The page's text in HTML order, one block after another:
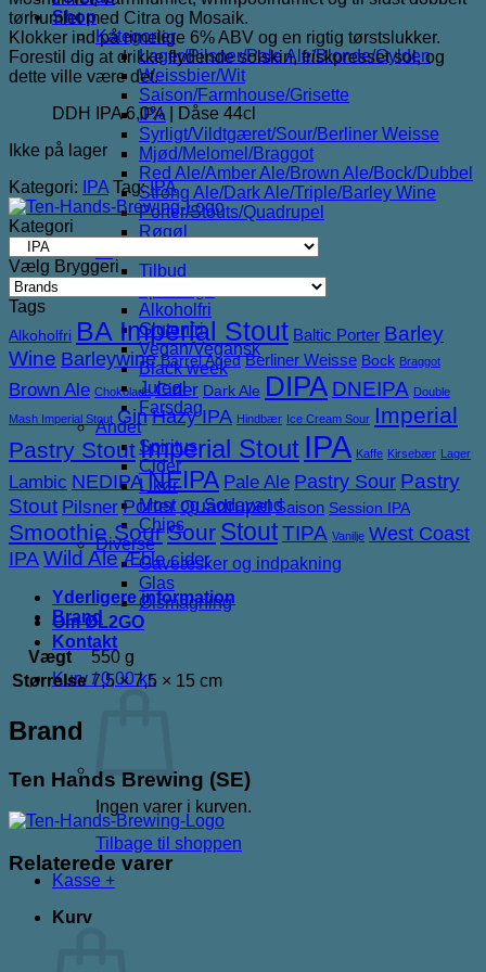
Shop
Kategorier
Lager/Pilsner/Pale Ale/Blonde/Gylden
Weissbier/Wit
Saison/Farmhouse/Grisette
IPA
Syrligt/Vildtgæret/Sour/Berliner Weisse
Mjød/Melomel/Braggot
Red Ale/Amber Ale/Brown Ale/Bock/Dubbel
Strong Ale/Dark Ale/Triple/Barley Wine
Porter/Stouts/Quadrupel
Røgøl
Tilbud
Alkoholfri
Glutenfri
Vegan/Vegansk
Black week
Juleøl
Farsdag
Andet
Spiritus
Cider
Likør
Most og Sodavand
Chips
Diverse
Gaveæsker og indpakning
Glas
Ølsmagning
Om ØL2GO
Kontakt
Kurv /0,00kr.
Ingen varer i kurven.
Tilbage til shoppen
Kasse +
Kurv
tørhumlet med Citra og Mosaik.
Klokker ind på rimelige 6% ABV og en rigtig tørstslukker.
Forestil dig at drikke flydende solskin, friskpresset sol, og
dette ville være det.
DDH IPA 6,0% | Dåse 44cl
Ikke på lager
Kategori:
IPA Tag:IPA
Kategori
Vælg Bryggeri
Tags
Alkoholfri BA Imperial Stout Baltic Porter Barley
Wine Barleywine Barrel Aged Berliner Weisse Bock Braggot
Brown Ale Chokolade Cider Dark Ale DIPA DNEIPA Double
Mash Imperial Stout GinHazy IPA Hindbær Ice Cream Sour Imperial
Pastry StoutImperial Stout IPA Kaffe Kirsebær Lager
Lambic NEDIPANEIPA Pale Ale Pastry Sour Pastry
Stout Pilsner Porter Quadrupel Saison Session IPA
Smoothie SourSour StoutTIPA Vanilje West Coast
IPAWild Ale Æble cider
Yderligere information
Brand
Vægt
550 g
Størrelse 7,5 × 7,5 × 15 cm
Brand
Ten Hands Brewing (SE)
Relaterede varer